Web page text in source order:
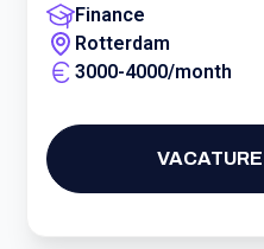
Finance
Rotterdam
3000-4000/month